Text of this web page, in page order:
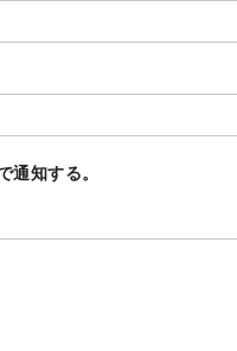
知する。